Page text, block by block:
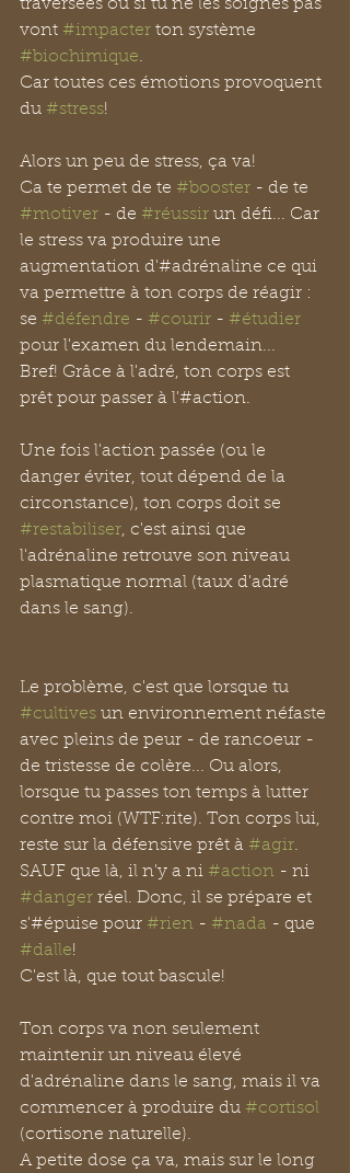
traversées ou si tu ne les soignes pas
vont #impacter ton système
#biochimique.
Car toutes ces émotions provoquent
du #stress!
Alors un peu de stress, ça va!
Ca te permet de te #booster - de te
#motiver - de #réussir un défi... Car
le stress va produire une
augmentation d'#adrénaline ce qui
va permettre à ton corps de réagir :
se #défendre - #courir - #étudier
pour l'examen du lendemain...
Bref! Grâce à l'adré, ton corps est
prêt pour passer à l'#action.
Une fois l'action passée (ou le
danger éviter, tout dépend de la
circonstance), ton corps doit se
#restabiliser, c'est ainsi que
l'adrénaline retrouve son niveau
plasmatique normal (taux d'adré
dans le sang).
Le problème, c'est que lorsque tu
#cultives un environnement néfaste
avec pleins de peur - de rancoeur -
de tristesse de colère... Ou alors,
lorsque tu passes ton temps à lutter
contre moi (WTF:rite). Ton corps lui,
reste sur la défensive prêt à #agir.
SAUF que là, il n'y a ni #action - ni
#danger réel. Donc, il se prépare et
s'#épuise pour #rien - #nada - que
#dalle!
C'est là, que tout bascule!
Ton corps va non seulement
maintenir un niveau élevé
d'adrénaline dans le sang, mais il va
commencer à produire du #cortisol
(cortisone naturelle).
A petite dose ça va, mais sur le long